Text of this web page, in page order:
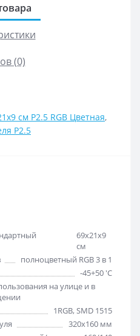
(0)
см Р2.5 RGB Цветная,
P2.5
69х21х9
см
полноцветный RGB 3 в 1
-45+50 'C
на улице и в
1RGB, SMD 1515
320х160 мм